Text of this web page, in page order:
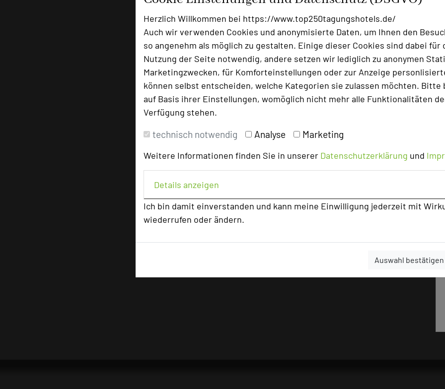
Herzlich Willkommen bei https://www.top250tagungshotels.de/
Auch wir verwenden Cookies und anonymisierte Daten, um Ihnen den
so angenehm als möglich zu gestalten. Einige dieser Cookies sind dabei für
Nutzung der Seite notwendig, andere setzen wir lediglich zu anonymen
Marketingzwecken, für Komforteinstellungen oder zur Anzeige
können selbst entscheiden, welche Kategorien sie zulassen möchten. Bitte
auf Basis ihrer Einstellungen, womöglich nicht mehr alle Funktionalitäten
Verfügung stehen.
technisch notwendig Analyse Marketing
Weitere Informationen finden Sie in unserer Datenschutzerklärung und
Details anzeigen
Ich bin damit einverstanden und kann meine Einwilligung jederzeit mit
wiederrufen oder ändern.
Auswahl bestätigen